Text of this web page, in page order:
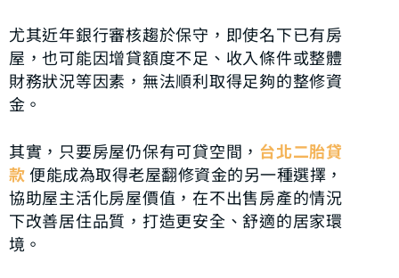
尤其近年銀行審核趨於保守，即使名下已有房
屋，也可能因增貸額度不足、收入條件或整體
財務狀況等因素，無法順利取得足夠的整修資
金。
其實，只要房屋仍保有可貸空間， 台北二胎貸
款便能成為取得老屋翻修資金的另一種選擇，
協助屋主活化房屋價值，在不出售房產的情況
下改善居住品質，打造更安全、舒適的居家環
境。